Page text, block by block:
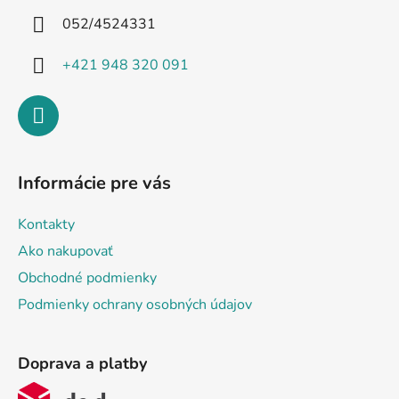
052/4524331
+421 948 320 091
Informácie pre vás
Kontakty
Ako nakupovať
Obchodné podmienky
Podmienky ochrany osobných údajov
Doprava a platby